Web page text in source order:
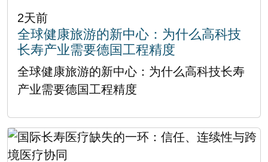
2天前
全球健康旅游的新中心：为什么高科技
长寿产业需要德国工程精度
全球健康旅游的新中心：为什么高科技长寿
产业需要德国工程精度